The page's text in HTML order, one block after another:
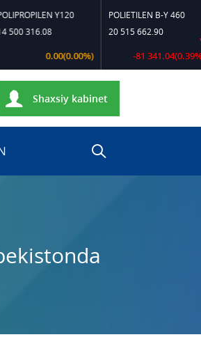
Y120
0.00(0.00%)
POLIETILEN B-Y 460
20 515 662.90
-81 341.04(0.39%)
Shaxsiy kabinet